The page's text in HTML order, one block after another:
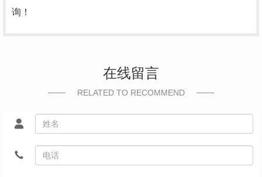
询！
在线留言
RELATED TO RECOMMEND